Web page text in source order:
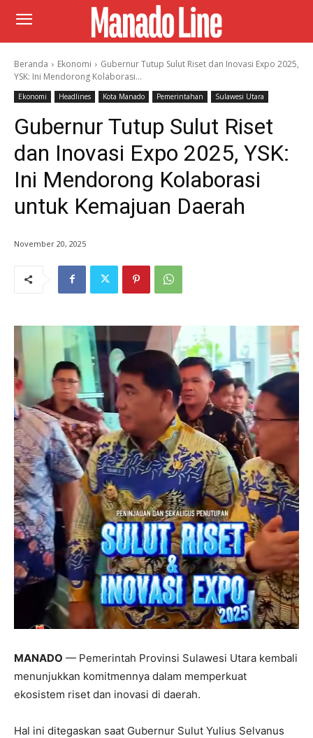
Beranda Ekonomi
Gubernur Tutup Sulut Riset dan Inovasi Expo 2025,
YSK: Ini Mendorong Kolaborasi...
Ekonomi Headlines Kota Manado Pemerintahan Sulawesi Utara
Gubernur Tutup Sulut Riset
dan Inovasi Expo 2025, YSK:
Ini Mendorong Kolaborasi
untuk Kemajuan Daerah
November 20, 2025
MANADO — Pemerintah Provinsi Sulawesi Utara kembali
menunjukkan komitmennya dalam memperkuat
ekosistem riset dan inovasi di daerah.
Hal ini ditegaskan saat Gubernur Sulut Yulius Selvanus